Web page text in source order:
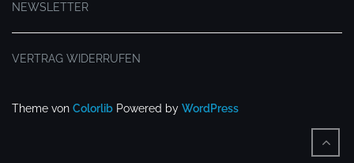
NEWSLETTER
VERTRAG WIDERRUFEN
Theme von Colorlib Powered by WordPress